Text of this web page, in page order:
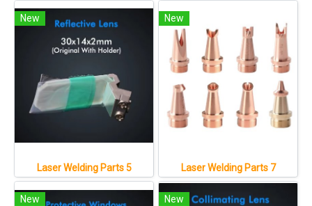
New
Laser Welding Parts 5
New
Laser Welding Parts 7
New New